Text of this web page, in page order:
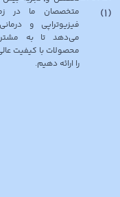
متخصصان ما در
فیزیوتراپی و
می‌دهد تا به
محصولات با کیفیت
را ارائه دهیم.